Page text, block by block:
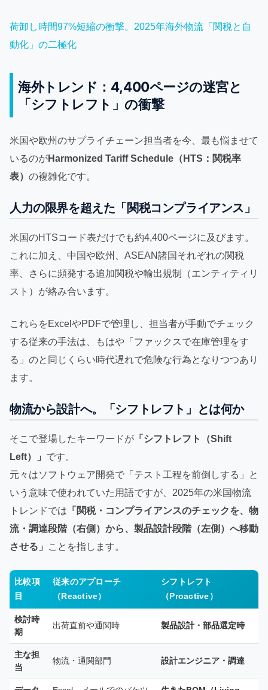
荷卸し時間97%短縮の衝撃。2025年海外物流「関税と自
動化」の二極化
海外トレンド：4,400ページの迷宮と
「シフトレフト」の衝撃
米国や欧州のサプライチェーン担当者を今、最も悩ませて
いるのがHarmonized Tariff Schedule（HTS：関税率
表） の複雑化です。
人力の限界を超えた「関税コンプライアンス」
米国のHTSコード表だけでも約4,400ページに及びます。
これに加え、中国や欧州、ASEAN諸国それぞれの関税
率、さらに頻発する追加関税や輸出規制（エンティティリ
スト）が絡み合います。
これらをExcelやPDFで管理し、担当者が手動でチェック
する従来の手法は、もはや「ファックスで在庫管理をす
る」のと同じくらい時代遅れで危険な行為となりつつあり
ます。
物流から設計へ。「シフトレフト」とは何か
そこで登場したキーワードが 「シフトレフト（Shift
Left）」 です。
元々はソフトウェア開発で「テスト工程を前倒しする」と
いう意味で使われていた用語ですが、2025年の米国物流
トレンドでは 「関税・コンプライアンスのチェックを、物
流・調達段階（右側）から、製品設計段階（左側）へ移動
させる」
ことを指します。
比較項
目
従来のアプローチ
（Reactive）
シフトレフト
（Proactive）
検討時
期
出荷直前や通関時 製品設計・部品選定時
主な担
当
物流・通関部門 設計エンジニア・調達